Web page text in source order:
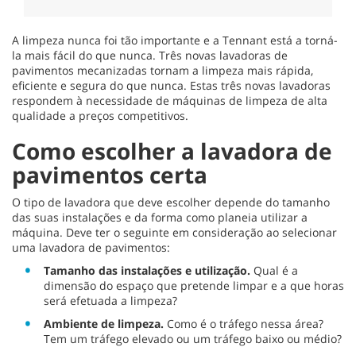
A limpeza nunca foi tão importante e a Tennant está a torná-
la mais fácil do que nunca. Três novas lavadoras de
pavimentos mecanizadas tornam a limpeza mais rápida,
eficiente e segura do que nunca. Estas três novas lavadoras
respondem à necessidade de máquinas de limpeza de alta
qualidade a preços competitivos.
Como escolher a lavadora de
pavimentos certa
O tipo de lavadora que deve escolher depende do tamanho
das suas instalações e da forma como planeia utilizar a
máquina. Deve ter o seguinte em consideração ao selecionar
uma lavadora de pavimentos:
Tamanho das instalações e utilização. Qual é a
dimensão do espaço que pretende limpar e a que horas
será efetuada a limpeza?
Ambiente de limpeza. Como é o tráfego nessa área?
Tem um tráfego elevado ou um tráfego baixo ou médio?